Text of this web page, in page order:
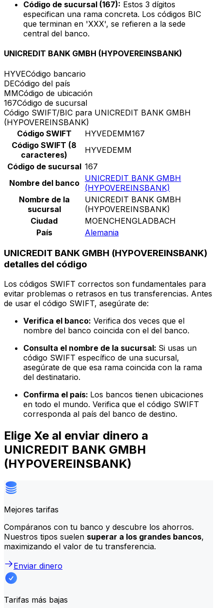
Código de sucursal (167): Estos 3 dígitos
especifican una rama concreta. Los códigos BIC
que terminan en 'XXX', se refieren a la sede
central del banco.
UNICREDIT BANK GMBH (HYPOVEREINSBANK)
HYVECódigo bancario
DECódigo del país
MMCódigo de ubicación
167Código de sucursal
Código SWIFT/BIC para UNICREDIT BANK GMBH
(HYPOVEREINSBANK)
Código SWIFT
HYVEDEMM167
Código SWIFT (8
caracteres)
HYVEDEMM
Código de sucursal 167
Nombre del banco
UNICREDIT BANK GMBH
(HYPOVEREINSBANK)
Nombre de la
sucursal
UNICREDIT BANK GMBH
(HYPOVEREINSBANK)
Ciudad
MOENCHENGLADBACH
País
Alemania
UNICREDIT BANK GMBH (HYPOVEREINSBANK)
detalles del código
Los códigos SWIFT correctos son fundamentales para
evitar problemas o retrasos en tus transferencias. Antes
de usar el código SWIFT, asegúrate de:
Verifica el banco: Verifica dos veces que el
nombre del banco coincida con el del banco.
Consulta el nombre de la sucursal: Si usas un
código SWIFT específico de una sucursal,
asegúrate de que esa rama coincida con la rama
del destinatario.
Confirma el país: Los bancos tienen ubicaciones
en todo el mundo. Verifica que el código SWIFT
corresponda al país del banco de destino.
Elige Xe al enviar dinero a
UNICREDIT BANK GMBH
(HYPOVEREINSBANK)
Mejores tarifas
Compáranos con tu banco y descubre los ahorros.
Nuestros tipos suelen superar a los grandes bancos,
maximizando el valor de tu transferencia.
Enviar dinero
Tarifas más bajas